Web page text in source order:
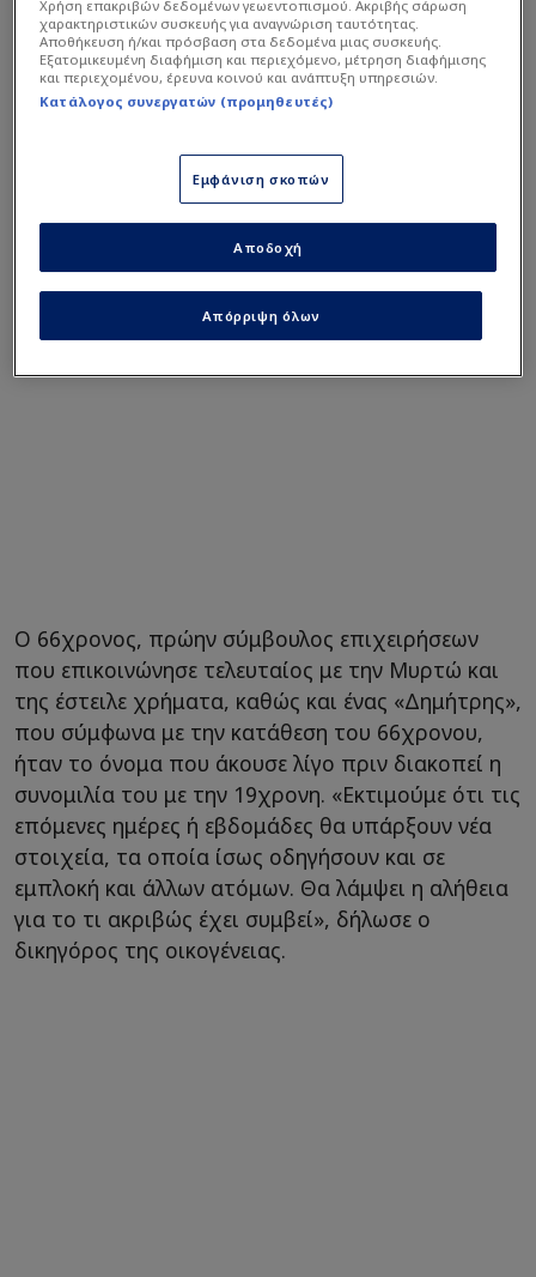
ενισχύοντας την πεποίθηση της οικογένειας ότι ο
κύκλος των υπευθύνων δεν έχει κλείσει.
Τι συνέβαινε στο διπλανό
δωμάτιο την ώρα που η
Μυρτώ έπεφτε νεκρή!
(ΒΙΝΤΕΟ)
Αυτή είναι η τρανς «Οlivia»
που βρισκόταν μαζί με τη
Μυρτώ το μοιραίο βράδυ
Ο 66χρονος, πρώην σύμβουλος επιχειρήσεων
που επικοινώνησε τελευταίος με την Μυρτώ και
της έστειλε χρήματα, καθώς και ένας «Δημήτρης»,
που σύμφωνα με την κατάθεση του 66χρονου,
ήταν το όνομα που άκουσε λίγο πριν διακοπεί η
συνομιλία του με την 19χρονη. «Εκτιμούμε ότι τις
επόμενες ημέρες ή εβδομάδες θα υπάρξουν νέα
στοιχεία, τα οποία ίσως οδηγήσουν και σε
εμπλοκή και άλλων ατόμων. Θα λάμψει η αλήθεια
για το τι ακριβώς έχει συμβεί», δήλωσε ο
δικηγόρος της οικογένειας.
Χρήση επακριβών δεδομένων γεωεντοπισμού. Ακριβής σάρωση
χαρακτηριστικών συσκευής για αναγνώριση ταυτότητας.
Αποθήκευση ή/και πρόσβαση στα δεδομένα μιας συσκευής.
Εξατομικευμένη διαφήμιση και περιεχόμενο, μέτρηση διαφήμισης
και περιεχομένου, έρευνα κοινού και ανάπτυξη υπηρεσιών.
Κατάλογος συνεργατών (προμηθευτές)
Εμφάνιση σκοπών
Απόρριψη όλων
Αποδοχή